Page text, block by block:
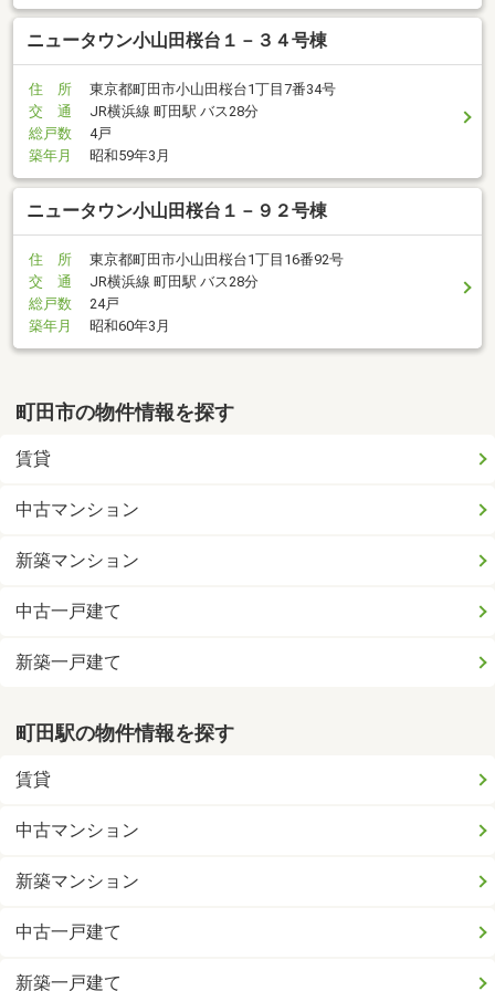
ニュータウン小山田桜台１－３４号棟
住 所
東京都町田市小山田桜台1丁目7番34号
交 通
JR横浜線 町田駅 バス28分
総戸数
4戸
築年月
昭和59年3月
ニュータウン小山田桜台１－９２号棟
住 所
東京都町田市小山田桜台1丁目16番92号
交 通
JR横浜線 町田駅 バス28分
総戸数
24戸
築年月
昭和60年3月
町田市の物件情報を探す
賃貸
中古マンション
新築マンション
中古一戸建て
新築一戸建て
町田駅の物件情報を探す
賃貸
中古マンション
新築マンション
中古一戸建て
新築一戸建て